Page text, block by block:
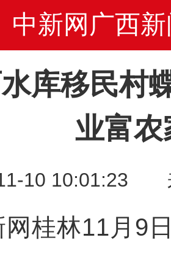
中新网广西新
库移民村
业富农
10 10:01:23
林11月9日